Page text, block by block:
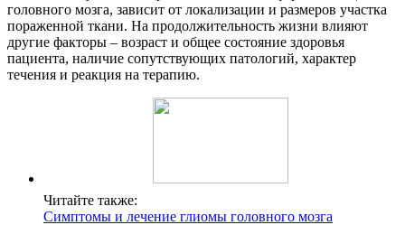
головного мозга, зависит от локализации и размеров участка
пораженной ткани. На продолжительность жизни влияют
другие факторы – возраст и общее состояние здоровья
пациента, наличие сопутствующих патологий, характер
течения и реакция на терапию.
Читайте также:
Симптомы и лечение глиомы головного мозга